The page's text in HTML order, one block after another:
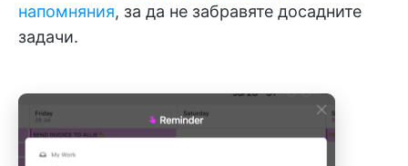
напомняния, за да не забравяте досадните
задачи.